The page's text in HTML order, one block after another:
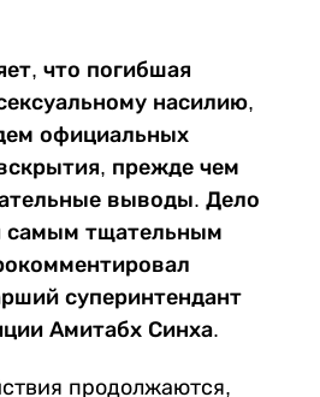
что погибшая
насилию,
официальных
прежде чем
выводы. Дело
самым тщательным
суперинтендант
Амитабх Синха.
продолжаются,